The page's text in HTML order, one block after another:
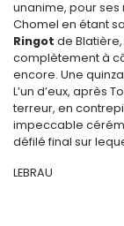
unanime, pour
Chomel en étant
Ringot de
complètement à
encore. Une
L’un d’eux, après
terreur, en
impeccable
défilé final sur
LEBRAU